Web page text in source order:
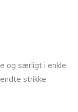
og særligt i enkle
strikke